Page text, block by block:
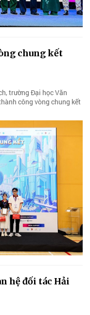
chung kết
trường Đại học Văn
công vòng chung kết
hệ đối tác Hải